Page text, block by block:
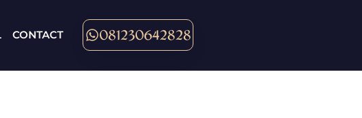
CONTACT 081230642828